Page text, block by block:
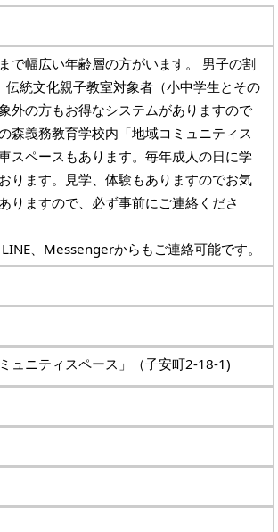
で幅広い年齢層の方がいます。 男子の割
統文化親子教室対象者（小中学生とその
外の方もお得なシステムがありますので
森義務教育学校内「地域コミュニティス
スペースもあります。毎年成人の日に学
ります。見学、体験もありますのでお気
りますので、必ず事前にご連絡くださ
、Messengerからもご連絡可能です。
ュニティスペース」（子安町2-18-1)